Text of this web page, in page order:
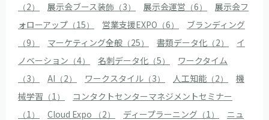
（2）
展示会ブース装飾（3） 展示会運営（6）
展示会フ
ォローアップ（15）
営業支援EXPO（6）
ブランディング
（9）
マーケティング全般（25） 書類データ化（2）
イ
ノベーション（4）
名刺データ化（5）
ワークタイム
（3）
AI（2） ワークスタイル（3） 人工知能（2）
機
械学習（1）
コンタクトセンターマネジメントセミナー
（1）
Cloud Expo （2） ディープラーニング（1） ニュ